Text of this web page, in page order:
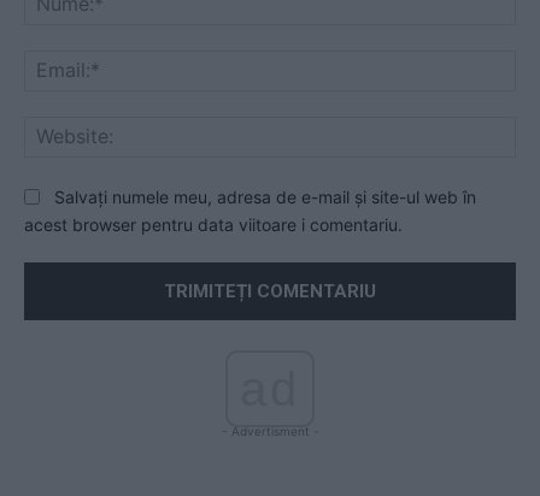
Salvați numele meu, adresa de e-mail și site-ul web în
acest browser pentru data viitoare i comentariu.
- Advertisment -